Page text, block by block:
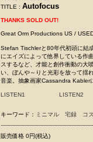
TITLE : Autofocus
THANKS SOLD OUT!
Great Orm Productions US /
Stefan Tischlerと80年代初頭に結
にエイズによって他界している作
スするなど、才能と創作衝動の大
い、ぼんや～りと光彩を放って揺
音楽。抽象画家Cassandra Kabler
LISTEN1 LISTEN2
キーワード： ミニマル 宅録 コ
販売価格 0円(税込)